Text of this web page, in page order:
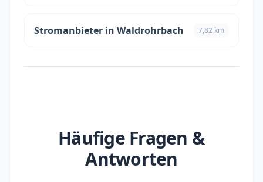
Stromanbieter in Waldrohrbach 7,82 km
Häufige Fragen &
Antworten